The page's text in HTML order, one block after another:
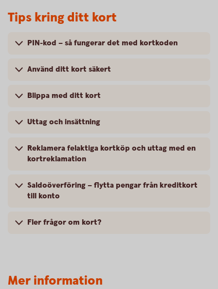
Tips kring ditt kort
PIN-kod – så fungerar det med kortkoden
Använd ditt kort säkert
Blippa med ditt kort
Uttag och insättning
Reklamera felaktiga kortköp och uttag med en
kortreklamation
Saldoöverföring – flytta pengar från kreditkort
till konto
Fler frågor om kort?
Mer information